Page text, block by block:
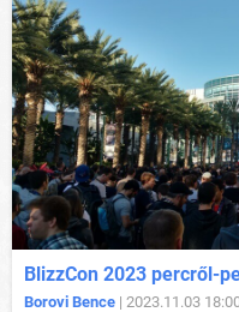
BlizzCon 2023 percről-
Borovi Bence | 2023.11.03